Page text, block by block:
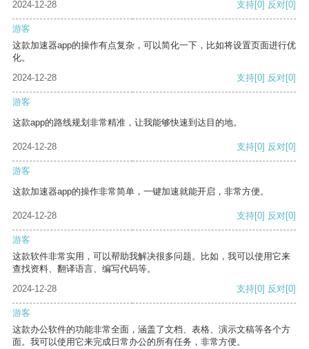
2024-12-28 支持[0] 反对[0]
游客
这款加速器app的操作有点复杂，可以简化一下，比如将设置页面进行优
化。
2024-12-28
支持[0] 反对[0]
游客
这款app的路线规划非常精准，让我能够快速到达目的地。
2024-12-28 支持[0] 反对[0]
游客
这款加速器app的操作非常简单，一键加速就能开启，非常方便。
2024-12-28 支持[0] 反对[0]
游客
这款软件非常实用，可以帮助我解决很多问题。比如，我可以使用它来
查找资料、翻译语言、编写代码等。
2024-12-28
支持[0] 反对[0]
游客
这款办公软件的功能非常全面，涵盖了文档、表格、演示文稿等各个方
面。我可以使用它来完成日常办公的所有任务，非常方便。